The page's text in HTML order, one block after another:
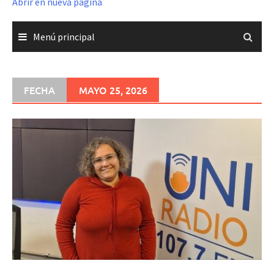
Menú principal
FECHA MAYO 25, 2026